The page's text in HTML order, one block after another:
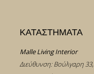
ΚΑΤΑΣΤΗΜΑΤΑ
Malle Living Interior
Διεύθυνση: Βούλγαρη 33,